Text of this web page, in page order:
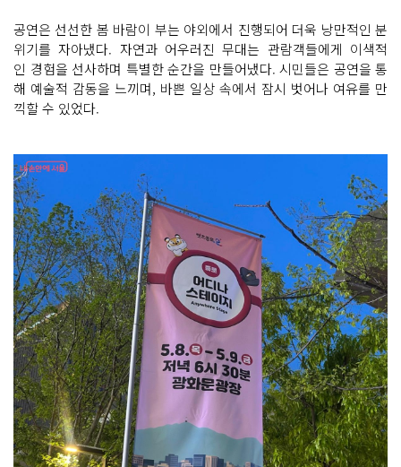
공연은 선선한 봄 바람이 부는 야외에서 진행되어 더욱 낭만적인 분
위기를 자아냈다. 자연과 어우러진 무대는 관람객들에게 이색적
인 경험을 선사하며 특별한 순간을 만들어냈다. 시민들은 공연을 통
해 예술적 감동을 느끼며, 바쁜 일상 속에서 잠시 벗어나 여유를 만
끽할 수 있었다.